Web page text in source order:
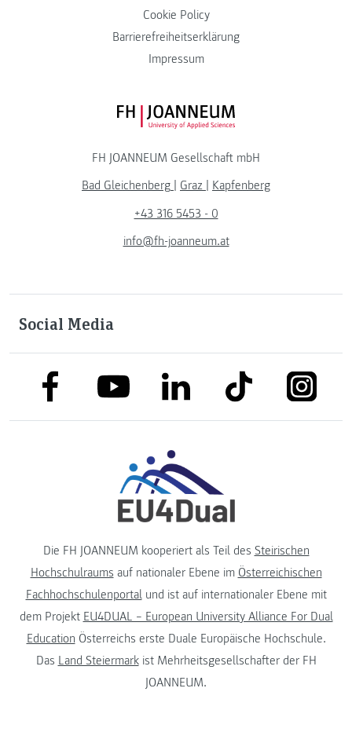
Cookie Policy
Barrierefreiheitserklärung
Impressum
FH JOANNEUM Logo
FH JOANNEUM Gesellschaft mbH
Bad Gleichenberg
Graz
Kapfenberg
+43 316 5453 - 0
info@fh-joanneum.at
Social Media
link to facebooklink to youtubelink to linkedinlink to tiktok
Die FH JOANNEUM kooperiert als Teil des Steirischen
Hochschulraums auf nationaler Ebene im Österreichischen
Fachhochschulenportalund ist auf internationaler Ebene mit
dem Projekt EU4DUAL – European University Alliance For Dual
Education Österreichs erste Duale Europäische Hochschule.
Das Land Steiermarkist Mehrheitsgesellschafter der FH
JOANNEUM.